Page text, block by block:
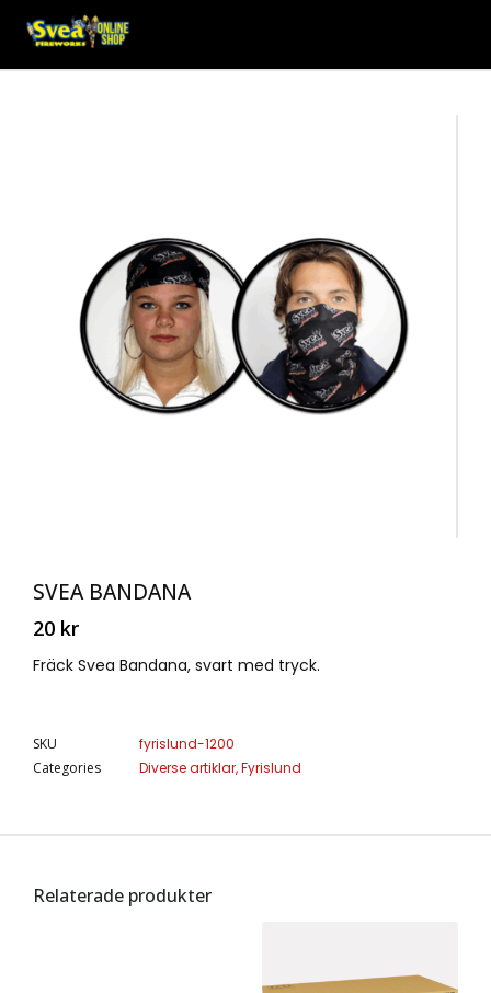
SVEA BANDANA
20 kr
Fräck Svea Bandana, svart med tryck.
SKU
fyrislund-1200
Categories
Diverse artiklar,Fyrislund
Relaterade produkter